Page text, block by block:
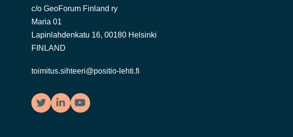
c/o GeoForum Finland ry
Maria 01
Lapinlahdenkatu 16, 00180 Helsinki
FINLAND
toimitus.sihteeri@positio-lehti.fi
Twitter LinkedInYouTube